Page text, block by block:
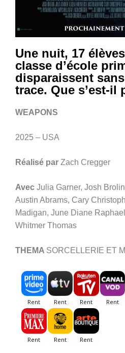
Une nuit, 17
classe d’école
disparaissent
trace. Que s’est-il
WEAPONS
2025 – USA
Réalisé par Zach Cregger
Avec Julia Garner, Josh
Austin Abrams, Cary
Madigan, June Diane
Whitmer Thomas
THEMA SORCELLERIE ET